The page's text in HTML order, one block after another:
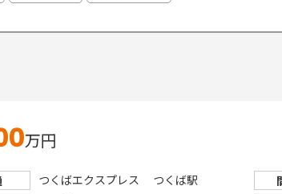
万円
つくばエクスプレス つくば駅